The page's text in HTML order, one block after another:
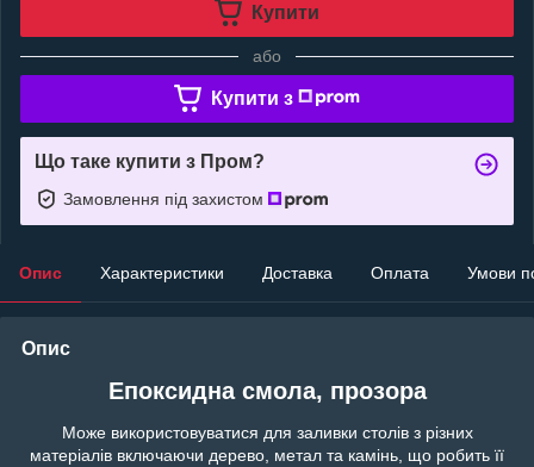
Купити
або
Купити з
Що таке купити з Пром?
Замовлення під захистом
Опис Характеристики Доставка Оплата Умови
Опис
Епоксидна смола, прозора
Може використовуватися для заливки столів з різних
матеріалів включаючи дерево, метал та камінь, що робить її